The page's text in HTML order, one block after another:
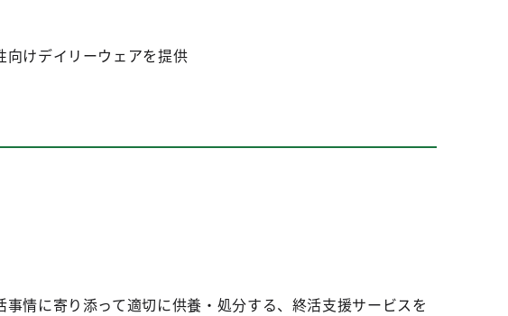
けデイリーウェアを提供
情に寄り添って適切に供養・処分する、終活支援サービスを